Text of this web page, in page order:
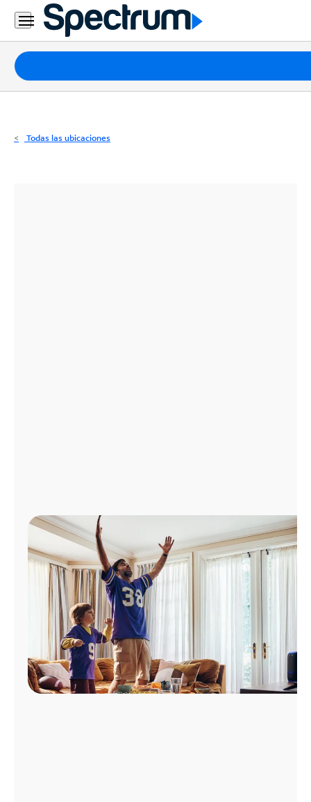
Residencial
Business
Paquetes
Internet
Todas las ubicaciones